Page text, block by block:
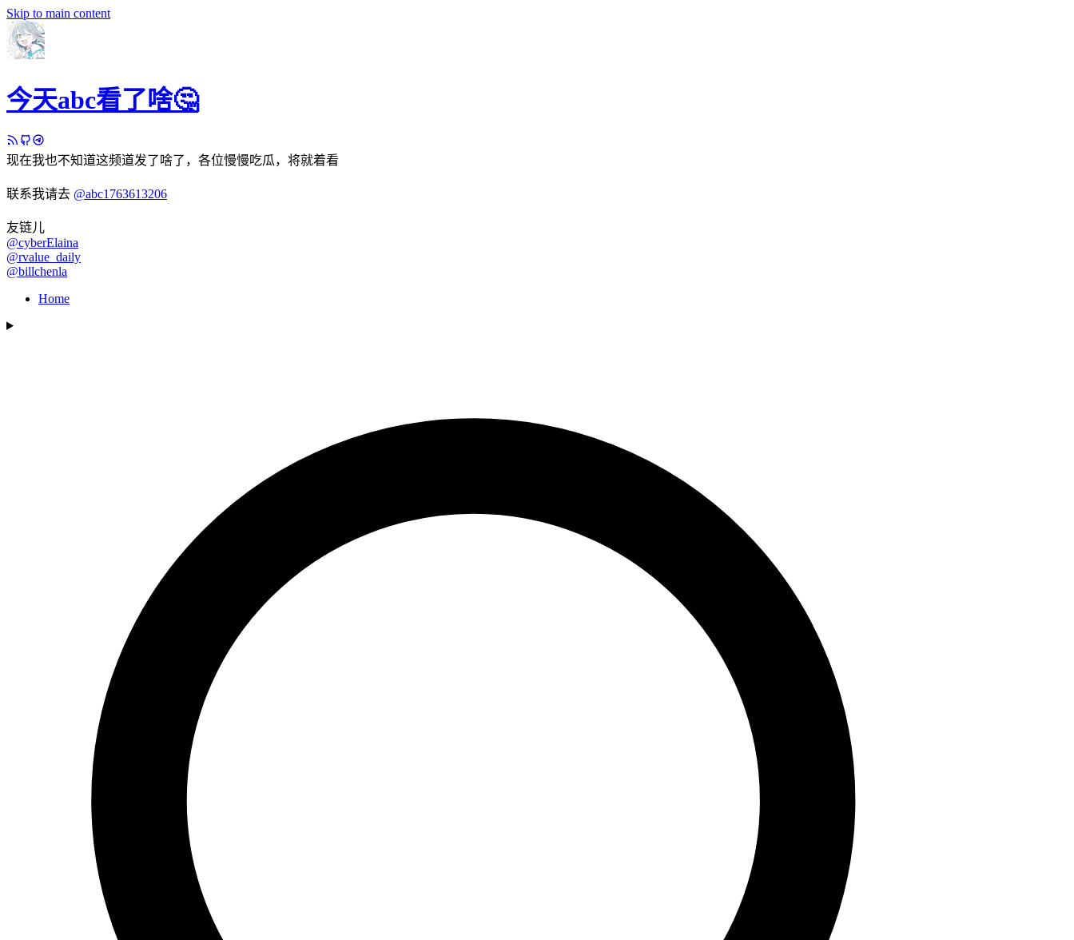
Skip to main content
今天abc看了啥🤔
现在我也不知道这频道发了啥了，各位慢慢吃瓜，将就着看
联系我请去 @abc1763613206
友链儿
@cyberElaina
@rvalue_daily
@billchenla
Home